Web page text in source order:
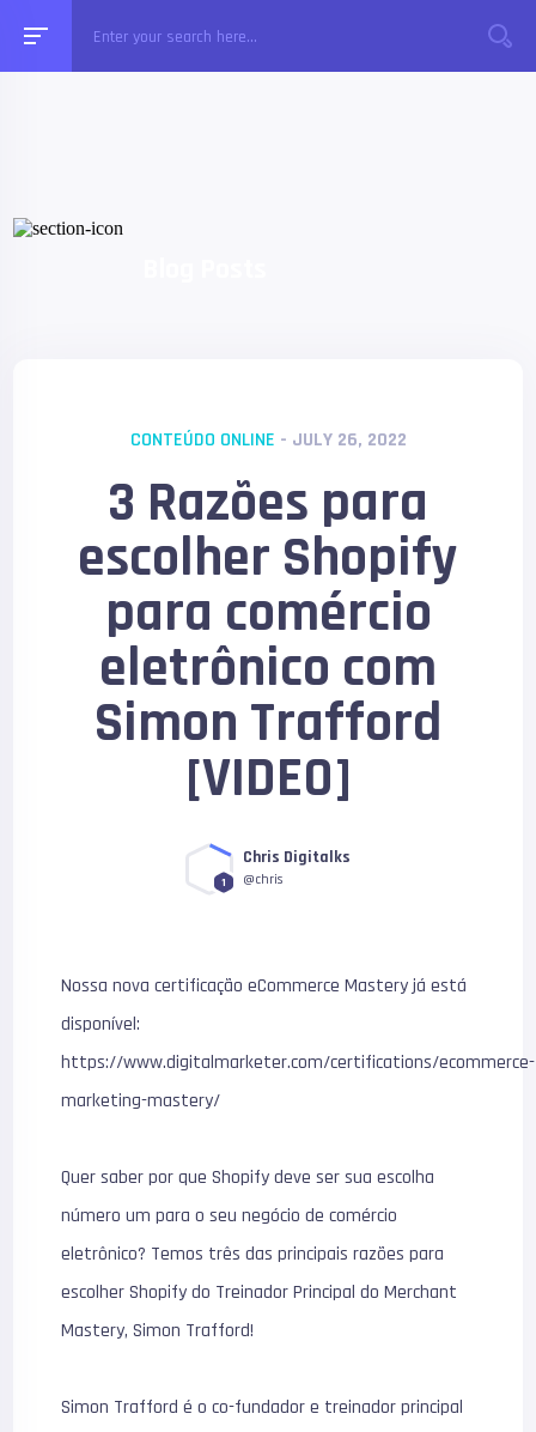
CONTEÚDO ONLINE - JULY 26, 2022
3 Razões para
escolher Shopify
para comércio
eletrônico com
Simon Trafford
[VIDEO]
1
Chris Digitalks
@chris
Nossa nova certificação eCommerce Mastery já está
disponível:
https://www.digitalmarketer.com/certifications/ecommerce-
marketing-mastery/
Quer saber por que Shopify deve ser sua escolha
número um para o seu negócio de comércio
eletrônico? Temos três das principais razões para
escolher Shopify do Treinador Principal do Merchant
Mastery, Simon Trafford!
Simon Trafford é o co-fundador e treinador principal